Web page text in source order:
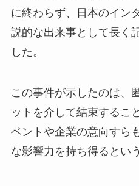
に終わらず、日本のイン
説的な出来事として長く
した。
この事件が示したのは、
ットを介して結束するこ
ベントや企業の意向すら
な影響力を持ち得るとい